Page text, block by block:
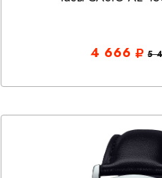
4 666 5